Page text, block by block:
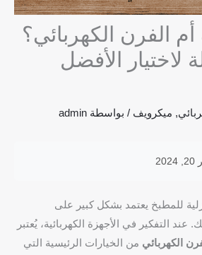
أم الفرن الكهربائي؟
لاختيار الأفضل
, ميكرويف / بواسطة admin
للمطبخ يعتمد بشكل كبير على
عند التفكير في الأجهزة الكهربائية، يُعتبر
الكهربائي من الخيارات الرئيسية التي